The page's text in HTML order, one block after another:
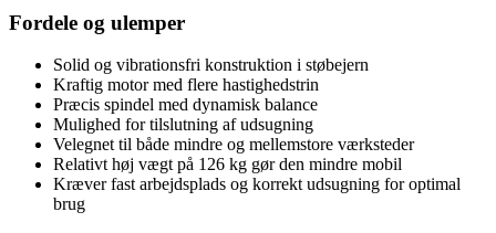
Fordele og ulemper
Solid og vibrationsfri konstruktion i støbejern
Kraftig motor med flere hastighedstrin
Præcis spindel med dynamisk balance
Mulighed for tilslutning af udsugning
Velegnet til både mindre og mellemstore værksteder
Relativt høj vægt på 126 kg gør den mindre mobil
Kræver fast arbejdsplads og korrekt udsugning for optimal
brug